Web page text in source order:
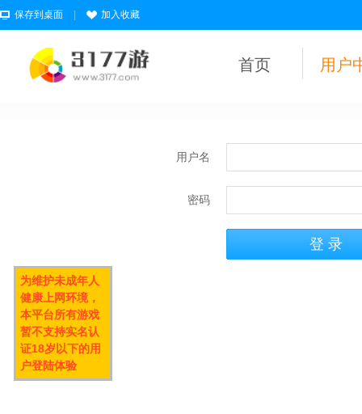
保存到桌面 加入收藏
首页 用户
用户名
密码
为维护未成年人
健康上网环境，
本平台所有游戏
暂不支持实名认
证18岁以下的用
户登陆体验